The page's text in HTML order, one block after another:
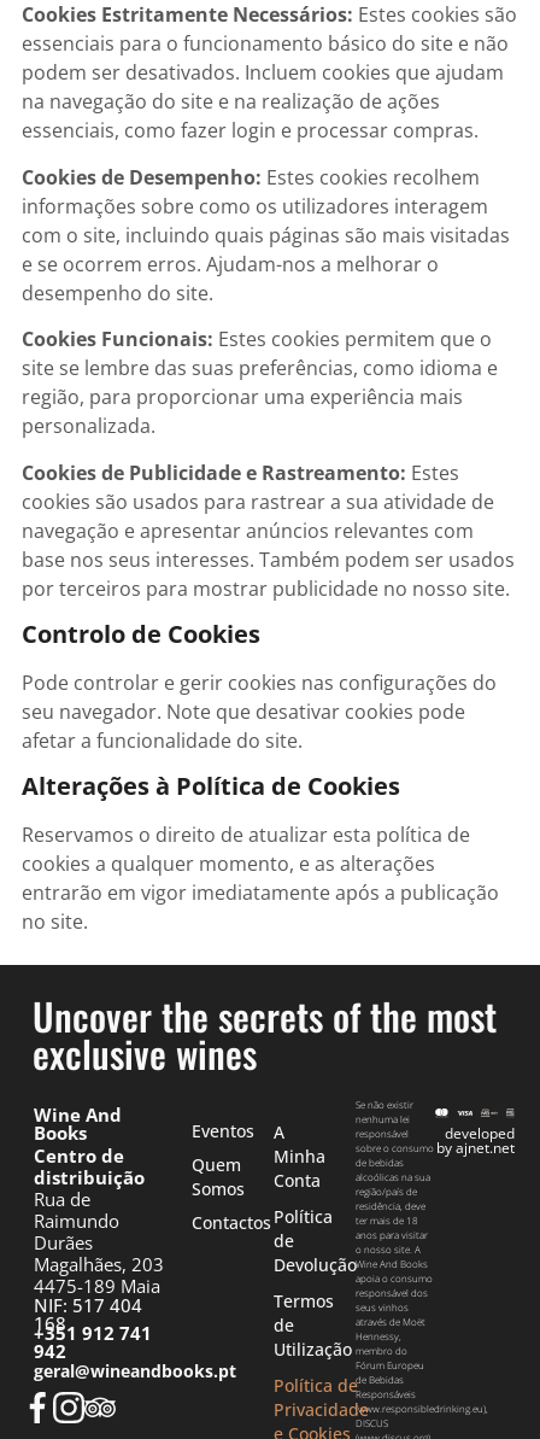
Cookies Estritamente Necessários: Estes cookies são
essenciais para o funcionamento básico do site e não
podem ser desativados. Incluem cookies que ajudam
na navegação do site e na realização de ações
essenciais, como fazer login e processar compras.
Cookies de Desempenho: Estes cookies recolhem
informações sobre como os utilizadores interagem
com o site, incluindo quais páginas são mais visitadas
e se ocorrem erros. Ajudam-nos a melhorar o
desempenho do site.
Cookies Funcionais: Estes cookies permitem que o
site se lembre das suas preferências, como idioma e
região, para proporcionar uma experiência mais
personalizada.
Cookies de Publicidade e Rastreamento: Estes
cookies são usados para rastrear a sua atividade de
navegação e apresentar anúncios relevantes com
base nos seus interesses. Também podem ser usados
por terceiros para mostrar publicidade no nosso site.
Controlo de Cookies
Pode controlar e gerir cookies nas configurações do
seu navegador. Note que desativar cookies pode
afetar a funcionalidade do site.
Alterações à Política de Cookies
Reservamos o direito de atualizar esta política de
cookies a qualquer momento, e as alterações
entrarão em vigor imediatamente após a publicação
no site.
Uncover the secrets of the most
exclusive wines
Wine And
Books
Centro de
distribuição
Rua de
Raimundo
Durães
Magalhães, 203
4475-189 Maia
NIF: 517 404
168
+351 912 741
942
geral@wineandbooks.pt
Eventos
Quem
Somos
Contactos
A
Minha
Conta
Política
de
Devolução
Termos
de
Utilização
Política de
Privacidade
e Cookies
Se não existir
nenhuma lei
responsável
sobre o consumo
de bebidas
alcoólicas na sua
região/país de
residência, deve
ter mais de 18
anos para visitar
o nosso site. A
Wine And Books
apoia o consumo
responsável dos
seus vinhos
através de Moët
Hennessy,
membro do
Fórum Europeu
de Bebidas
Responsáveis
(www.responsibledrinking.eu),
DISCUS
developed
by ajnet.net